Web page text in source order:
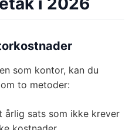
som kontor, kan du
to metoder:
årlig sats som ikke krever